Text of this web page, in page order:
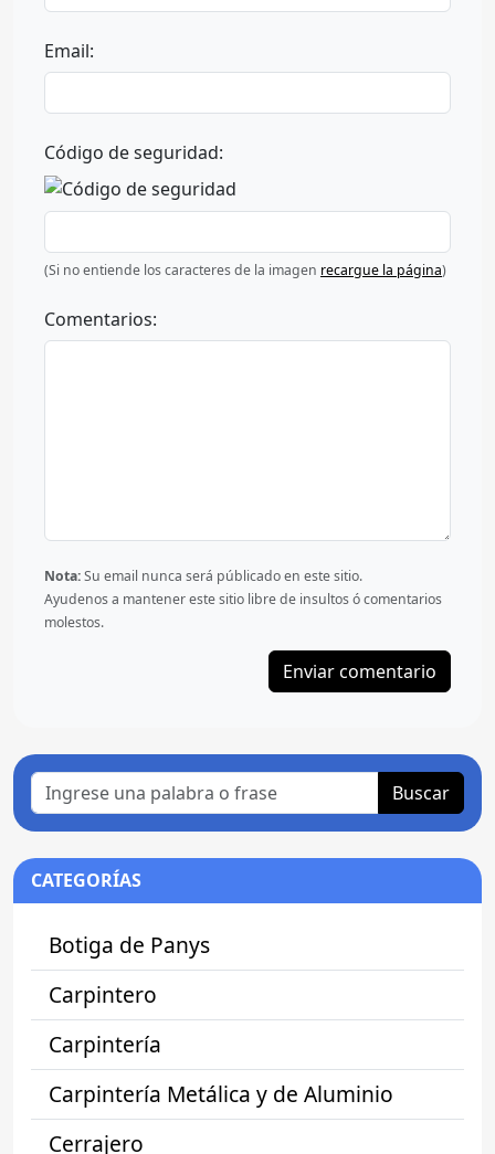
Email:
Código de seguridad:
(Si no entiende los caracteres de la imagen recargue la página)
Comentarios:
Nota:Su email nunca será públicado en este sitio.
Ayudenos a mantener este sitio libre de insultos ó comentarios
molestos.
Buscar
CATEGORÍAS
Botiga de Panys
Carpintero
Carpintería
Carpintería Metálica y de Aluminio
Cerrajero